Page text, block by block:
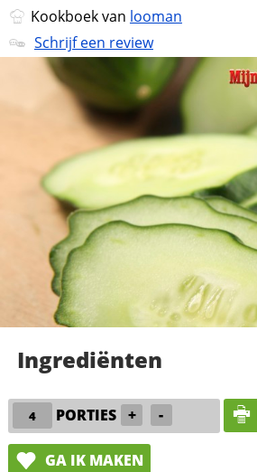
Kookboek van looman
Schrijf een review
Ingrediënten
PORTIES + -
GA IK MAKEN